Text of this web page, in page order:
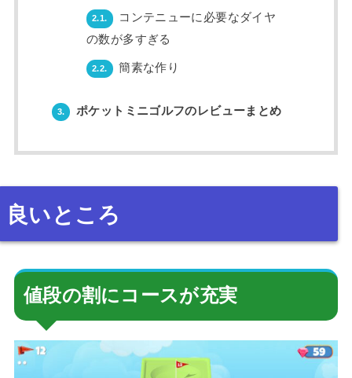
2.1.
コンテニューに必要なダイヤ
の数が多すぎる
2.2. 簡素な作り
3. ポケットミニゴルフのレビューまとめ
良いところ
値段の割にコースが充実